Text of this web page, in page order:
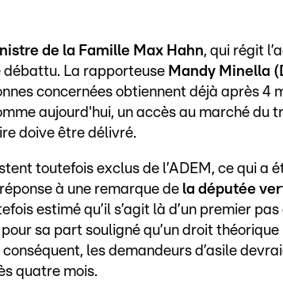
de la Famille Max Hahn, qui régit
débattu. La rapporteuse Mandy Minella
concernées obtiennent déjà après 4
aujourd'hui, un accès au marché du
doive être délivré.
toutefois exclus de l’ADEM, ce qui a
à une remarque de la députée
estimé qu’il s’agit là d’un premier
sa part souligné qu’un droit théorique
les demandeurs d’asile
quatre mois.